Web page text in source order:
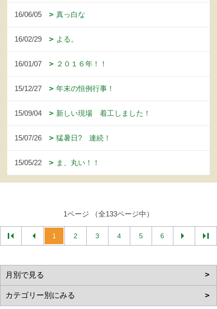
16/06/05 真っ白な
16/02/29 よる。
16/01/07 ２０１６年！！
15/12/27 年末の恒例行事！
15/09/04 新しい現場 着工しました！
15/07/26 猛暑日? 連続！
15/05/22 ま、丸い！！
1ページ （全133ページ中）
1 2 3 4 5 6